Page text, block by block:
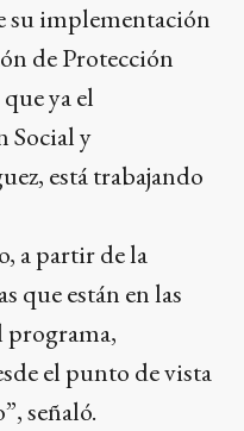
su implementación
de Protección
ya el
Social y
está trabajando
a partir de la
que están en las
programa,
el punto de vista
señaló.